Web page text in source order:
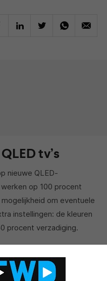
tv’s
nieuwe QLED-
op 100 procent
om eventuele
instellingen: de kleuren
procent verzadiging.
zijn de volgende